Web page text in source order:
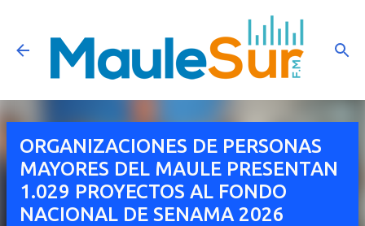
Ir al contenido principal
ORGANIZACIONES DE PERSONAS
MAYORES DEL MAULE PRESENTAN
1.029 PROYECTOS AL FONDO
NACIONAL DE SENAMA 2026